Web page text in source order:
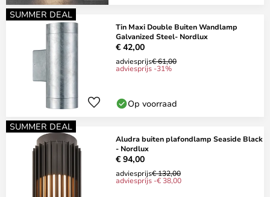
SUMMER DEAL
Tin Maxi Double Buiten Wandlamp
Galvanized Steel- Nordlux
€ 42,00
adviesprijs€ 61,00
adviesprijs -31%
Op voorraad
SUMMER DEAL
Aludra buiten plafondlamp Seaside Black
- Nordlux
€ 94,00
adviesprijs€ 132,00
adviesprijs -€ 38,00